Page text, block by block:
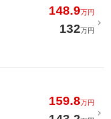
148.9万円
132万円
159.8万円